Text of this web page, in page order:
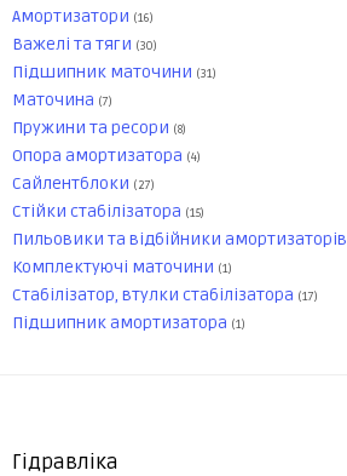
Амортизатори (16)
Важелі та тяги (30)
Підшипник маточини (31)
Маточина (7)
Пружини та ресори (8)
Опора амортизатора (4)
Сайлентблоки (27)
Стійки стабілізатора (15)
Пильовики та відбійники амортизаторів
Комплектуючі маточини (1)
Стабілізатор, втулки стабілізатора (17)
Підшипник амортизатора (1)
Гідравліка